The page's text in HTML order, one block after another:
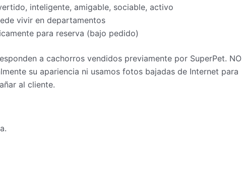
inteligente, amigable, sociable, activo
vivir en departamentos
para reserva (bajo pedido)
a cachorros vendidos previamente por SuperPet. NO
su apariencia ni usamos fotos bajadas de Internet para
al cliente.